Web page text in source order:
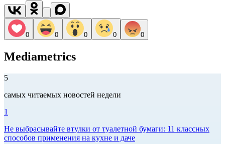
0 0 0 0 0
Mediametrics
5
самых читаемых новостей недели
1
Не выбрасывайте втулки от туалетной бумаги: 11 классных
способов применения на кухне и даче